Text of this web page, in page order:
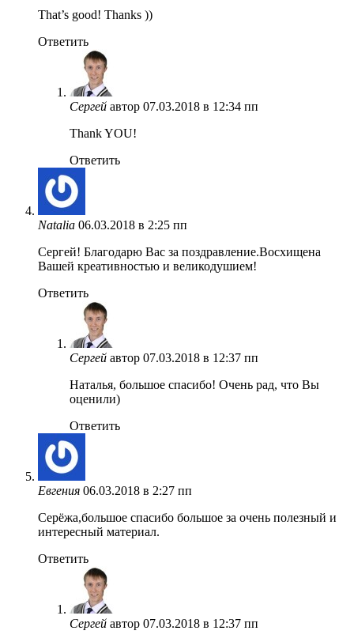
That’s good! Thanks ))
Ответить
Сергей автор 07.03.2018 в 12:34 пп
Thank YOU!
Ответить
Natalia 06.03.2018 в 2:25 пп
Сергей! Благодарю Вас за поздравление.Восхищена
Вашей креативностью и великодушием!
Ответить
Сергей автор 07.03.2018 в 12:37 пп
Наталья, большое спасибо! Очень рад, что Вы
оценили)
Ответить
Евгения 06.03.2018 в 2:27 пп
Серёжа,большое спасибо большое за очень полезный и
интересный материал.
Ответить
Сергей автор 07.03.2018 в 12:37 пп